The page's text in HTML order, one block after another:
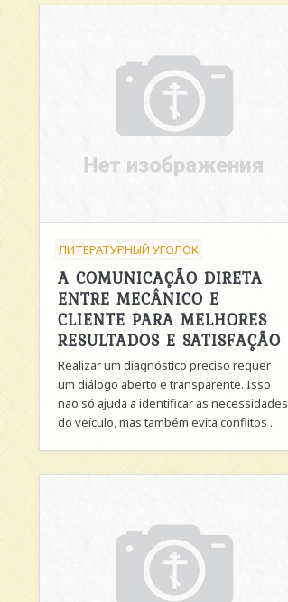
ЛИТЕРАТУРНЫЙ УГОЛОК
A COMUNICAÇÃO DIRETA
ENTRE MECÂNICO E
CLIENTE PARA MELHORES
RESULTADOS E SATISFAÇÃO
Realizar um diagnóstico preciso requer
um diálogo aberto e transparente. Isso
não só ajuda a identificar as necessidades
do veículo, mas também evita conflitos ..